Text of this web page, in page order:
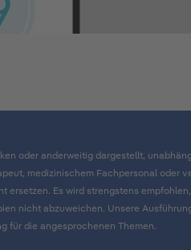
oder anderweitig dargestellt,
medizinischem Fachpersonal
Es wird strengstens
nicht abzuweichen. Unsere
für die angesprochenen Themen.